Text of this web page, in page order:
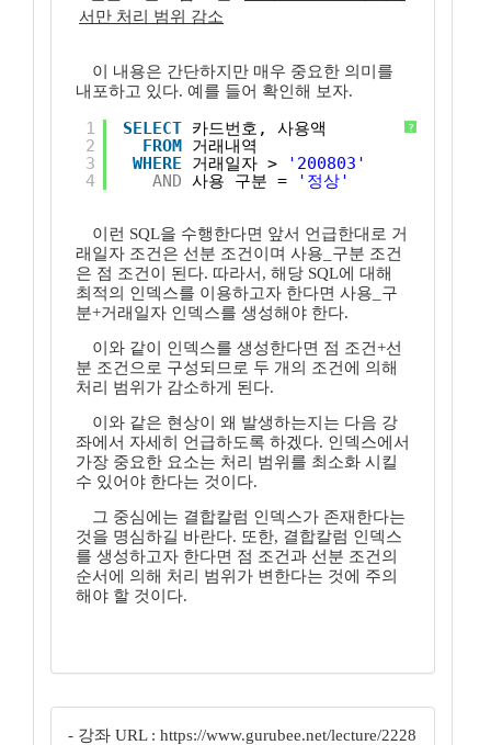
서만 처리 범위 감소
이 내용은 간단하지만 매우 중요한 의미를
내포하고 있다. 예를 들어 확인해 보자.
?
1
2
3
4
SELECT 카드번호, 사용액
FROM 거래내역
WHERE
거래일자 >
'200803'
AND 사용_구분 = '정상'
이런 SQL을 수행한다면 앞서 언급한대로 거
래일자 조건은 선분 조건이며 사용_구분 조건
은 점 조건이 된다. 따라서, 해당 SQL에 대해
최적의 인덱스를 이용하고자 한다면 사용_구
분+거래일자 인덱스를 생성해야 한다.
이와 같이 인덱스를 생성한다면 점 조건+선
분 조건으로 구성되므로 두 개의 조건에 의해
처리 범위가 감소하게 된다.
이와 같은 현상이 왜 발생하는지는 다음 강
좌에서 자세히 언급하도록 하겠다. 인덱스에서
가장 중요한 요소는 처리 범위를 최소화 시킬
수 있어야 한다는 것이다.
그 중심에는 결합칼럼 인덱스가 존재한다는
것을 명심하길 바란다. 또한, 결합칼럼 인덱스
를 생성하고자 한다면 점 조건과 선분 조건의
순서에 의해 처리 범위가 변한다는 것에 주의
해야 할 것이다.
- 강좌 URL : https://www.gurubee.net/lecture/2228